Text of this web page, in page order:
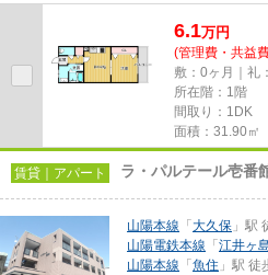
6.1万円
(管理費・共益
敷：0ヶ月｜礼
所在階：1階
間取り：1DK
面積：31.90㎡
賃貸｜アパート ラ・パルテール壱番
山陽本線 「 大久保 」駅
山陽電鉄本線 「 江井ヶ
山陽本線 「 魚住 」駅 徒